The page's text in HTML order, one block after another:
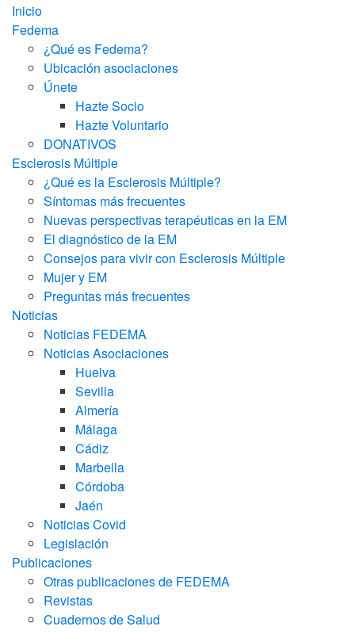
Inicio
Fedema
¿Qué es Fedema?
Ubicación asociaciones
Únete
Hazte Socio
Hazte Voluntario
DONATIVOS
Esclerosis Múltiple
¿Qué es la Esclerosis Múltiple?
Síntomas más frecuentes
Nuevas perspectivas terapéuticas en la EM
El diagnóstico de la EM
Consejos para vivir con Esclerosis Múltiple
Mujer y EM
Preguntas más frecuentes
Noticias
Noticias FEDEMA
Noticias Asociaciones
Huelva
Sevilla
Almería
Málaga
Cádiz
Marbella
Córdoba
Jaén
Noticias Covid
Legislación
Publicaciones
Otras publicaciones de FEDEMA
Revistas
Cuadernos de Salud